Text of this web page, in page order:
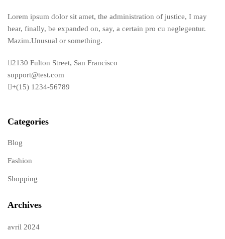
Lorem ipsum dolor sit amet, the administration of justice, I may
hear, finally, be expanded on, say, a certain pro cu neglegentur.
Mazim.Unusual or something.
2130 Fulton Street, San Francisco
support@test.com
+(15) 1234-56789
Categories
Blog
Fashion
Shopping
Archives
avril 2024